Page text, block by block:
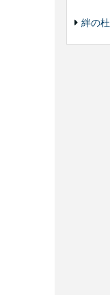
絆の杜